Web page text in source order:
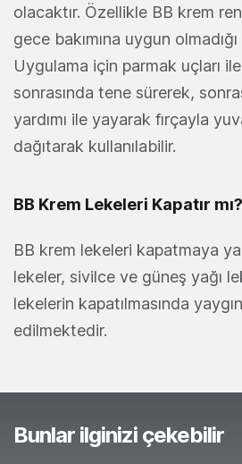
olacaktır. Özellikle BB krem
gece bakımına uygun
Uygulama için parmak uçları ile
sonrasında tene sürerek,
yardımı ile yayarak fırçayla
dağıtarak kullanılabilir.
BB Krem Lekeleri Kapatır mı?
BB krem lekeleri kapatmaya
lekeler, sivilce ve güneş yağı
lekelerin kapatılmasında
edilmektedir.
Bunlar ilginizi çekebilir